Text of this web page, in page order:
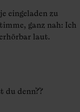
eingeladen zu
ganz nah: Ich
laut.
du denn??